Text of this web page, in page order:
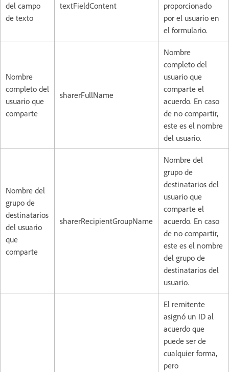
del campo
de texto
textFieldContent
proporcionado
por el usuario en
el formulario.
Nombre
completo del
usuario que
comparte
sharerFullName
Nombre
completo del
usuario que
comparte el
acuerdo. En caso
de no compartir,
este es el nombre
del usuario.
Nombre del
grupo de
destinatarios
del usuario
que
comparte
sharerRecipientGroupName
Nombre del
grupo de
destinatarios del
usuario que
comparte el
acuerdo. En caso
de no compartir,
este es el nombre
del grupo de
destinatarios del
usuario.
El remitente
asignó un ID al
acuerdo que
puede ser de
cualquier forma,
pero